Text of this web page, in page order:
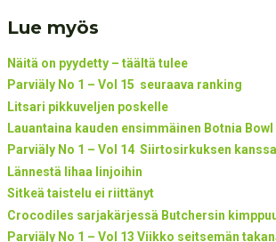
Lue myös
Näitä on pyydetty – täältä tulee
Parviäly No 1 – Vol 15 seuraava ranking
Litsari pikkuveljen poskelle
Lauantaina kauden ensimmäinen Botnia Bowl
Parviäly No 1 – Vol 14 Siirtosirkuksen
Lännestä lihaa linjoihin
Sitkeä taistelu ei riittänyt
Crocodiles sarjakärjessä Butchersin
Parviäly No 1 – Vol 13 Viikko seitsemän